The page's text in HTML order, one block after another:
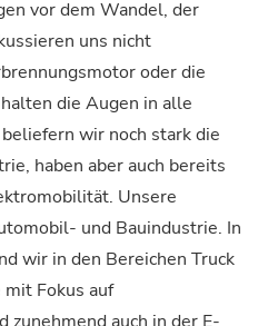
vor dem Wandel, der
uns nicht
oder die
die Augen in alle
wir noch stark die
haben aber auch bereits
Unsere
und Bauindustrie. In
wir in den Bereichen Truck
Fokus auf